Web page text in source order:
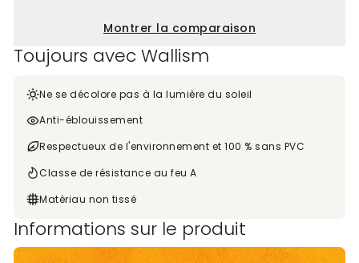
Montrer la comparaison
Toujours avec Wallism
Ne se décolore pas à la lumière du soleil
Anti-éblouissement
Respectueux de l'environnement et 100 % sans PVC
Classe de résistance au feu A
Matériau non tissé
Informations sur le produit